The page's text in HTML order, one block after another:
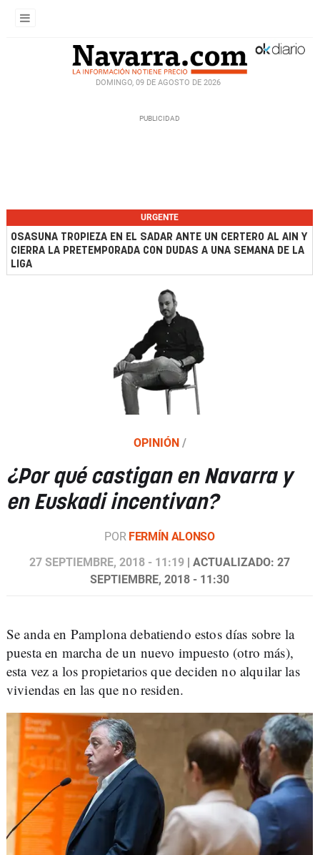
DOMINGO, 09 DE AGOSTO DE 2026
URGENTE
OSASUNA TROPIEZA EN EL SADAR ANTE UN CERTERO AL AIN Y
CIERRA LA PRETEMPORADA CON DUDAS A UNA SEMANA DE LA
LIGA
OPINIÓN /
¿Por qué castigan en Navarra y
en Euskadi incentivan?
POR FERMÍN ALONSO
27 SEPTIEMBRE, 2018 - 11:19 | ACTUALIZADO: 27
SEPTIEMBRE, 2018 - 11:30
Se anda en Pamplona debatiendo estos días sobre la
puesta en marcha de un nuevo impuesto (otro más),
esta vez a los propietarios que deciden no alquilar las
viviendas en las que no residen.